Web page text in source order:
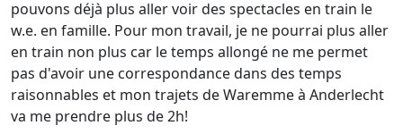
pouvons déjà plus aller voir des spectacles en train le
w.e. en famille. Pour mon travail, je ne pourrai plus aller
en train non plus car le temps allongé ne me permet
pas d'avoir une correspondance dans des temps
raisonnables et mon trajets de Waremme à Anderlecht
va me prendre plus de 2h!